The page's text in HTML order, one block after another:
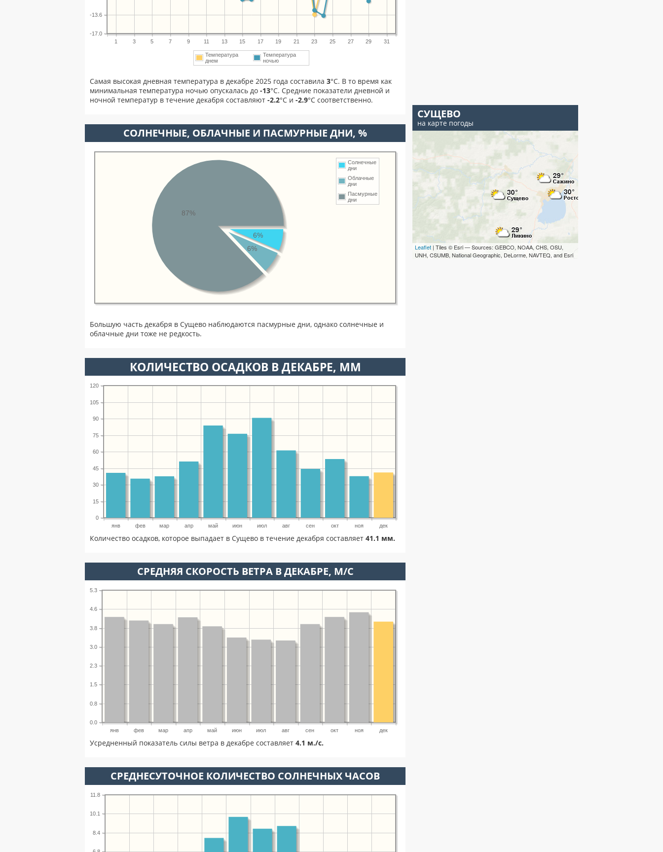
1 3 5 7 9 11 13 15 17 19 21 23 25 27 29 31
-17.0
-13.6
Температура
днем
Температура
ночью
Самая высокая дневная температура в декабре 2025 года составила 3°С. В то время как
минимальная температура ночью опускалась до -13°C. Средние показатели дневной и
ночной температур в течение декабря составляют -2.2°С и -2.9°С соответственно.
CОЛНЕЧНЫЕ, ОБЛАЧНЫЕ И ПАСМУРНЫЕ ДНИ, %
Солнечные
дни
Облачные
дни
Пасмурные
дни
6%
6%
87%
Большую часть декабря в Сущево наблюдаются пасмурные дни, однако солнечные и
облачные дни тоже не редкость.
КОЛИЧЕСТВО ОСАДКОВ В ДЕКАБРЕ, ММ
янв фев мар апр май июн июл авг сен окт ноя дек
0
15
30
45
60
75
90
105
120
Количество осадков, которое выпадает в Сущево в течение декабря составляет 41.1 мм.
СРЕДНЯЯ СКОРОСТЬ ВЕТРА В ДЕКАБРЕ, М/С
янв фев мар апр май июн июл авг сен окт ноя дек
0.0
0.8
1.5
2.3
3.0
3.8
4.6
5.3
Усредненный показатель силы ветра в декабре составляет 4.1 м./с.
СРЕДНЕСУТОЧНОЕ КОЛИЧЕСТВО СОЛНЕЧНЫХ ЧАСОВ
8.4
10.1
11.8
СУЩЕВО
на карте погоды
Leaflet | Tiles © Esri — Sources: GEBCO, NOAA, CHS, OSU,
UNH, CSUMB, National Geographic, DeLorme, NAVTEQ, and Esri